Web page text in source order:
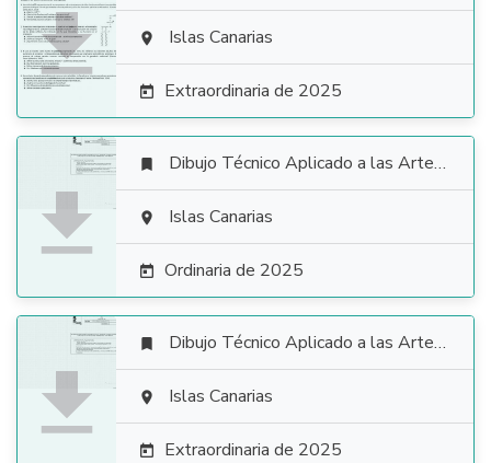
  Islas Canarias
 Extraordinaria de 2025

 Dibujo Técnico Aplicado a las Artes Plásticas y al Diseño II
 Islas Canarias
 Ordinaria de 2025

 Dibujo Técnico Aplicado a las Artes Plásticas y al Diseño II
 Islas Canarias
 Extraordinaria de 2025